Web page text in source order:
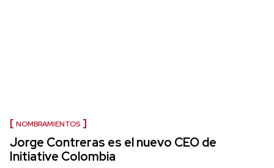
NOMBRAMIENTOS
Jorge Contreras es el nuevo CEO de
Initiative Colombia